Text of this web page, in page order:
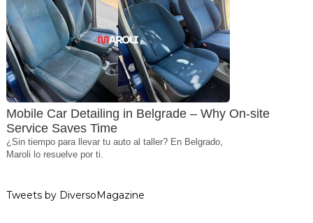
Mobile Car Detailing in Belgrade – Why On-site
Service Saves Time
¿Sin tiempo para llevar tu auto al taller? En Belgrado,
Maroli lo resuelve por ti.
Tweets by DiversoMagazine